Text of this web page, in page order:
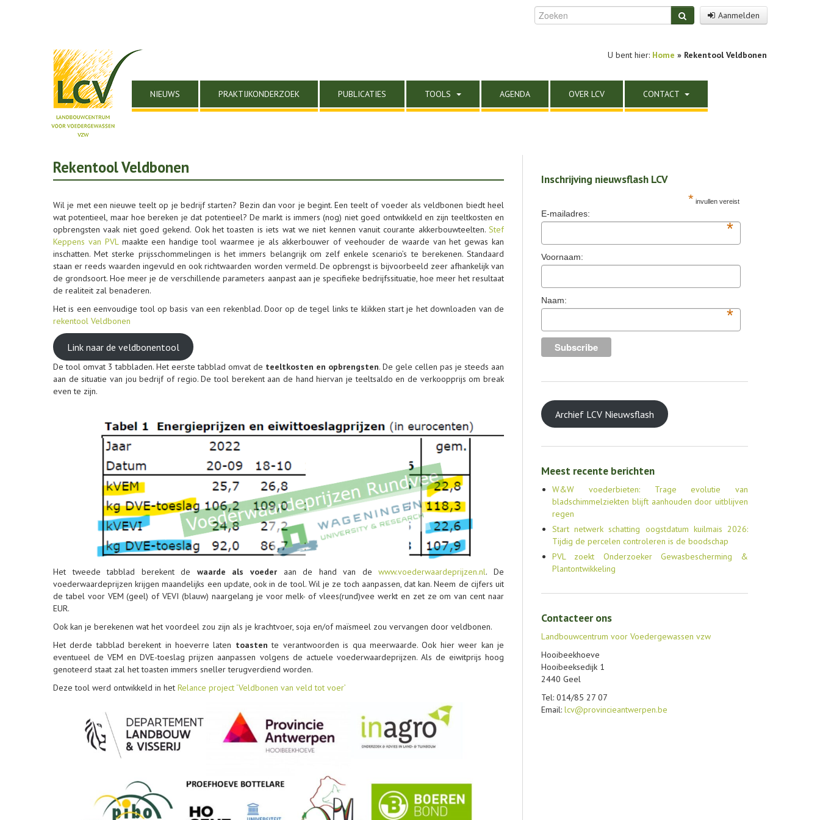
Aanmelden
U bent hier: Home » Rekentool Veldbonen
NIEUWS PRAKTIJKONDERZOEK PUBLICATIES TOOLS AGENDA OVER LCV CONTACT
Rekentool Veldbonen
Wil je met een nieuwe teelt op je bedrijf starten? Bezin dan voor je begint. Een teelt of voeder als veldbonen biedt heel
wat potentieel, maar hoe bereken je dat potentieel? De markt is immers (nog) niet goed ontwikkeld en zijn teeltkosten en
opbrengsten vaak niet goed gekend. Ook het toasten is iets wat we niet kennen vanuit courante akkerbouwteelten. Stef
Keppens van PVLmaakte een handige tool waarmee je als akkerbouwer of veehouder de waarde van het gewas kan
inschatten. Met sterke prijsschommelingen is het immers belangrijk om zelf enkele scenario’s te berekenen. Standaard
staan er reeds waarden ingevuld en ook richtwaarden worden vermeld. De opbrengst is bijvoorbeeld zeer afhankelijk van
de grondsoort. Hoe meer je de verschillende parameters aanpast aan je specifieke bedrijfssituatie, hoe meer het resultaat
de realiteit zal benaderen.
Het is een eenvoudige tool op basis van een rekenblad. Door op de tegel links te klikken start je het downloaden van de
rekentool Veldbonen
Link naar de veldbonentool
De tool omvat 3 tabbladen. Het eerste tabblad omvat de teeltkosten en opbrengsten. De gele cellen pas je steeds aan
aan de situatie van jou bedrijf of regio. De tool berekent aan de hand hiervan je teeltsaldo en de verkoopprijs om break
even te zijn.
Het tweede tabblad berekent de waarde als voeder aan de hand van dewww.voederwaardeprijzen.nl. De
voederwaardeprijzen krijgen maandelijks een update, ook in de tool. Wil je ze toch aanpassen, dat kan. Neem de cijfers uit
de tabel voor VEM (geel) of VEVI (blauw) naargelang je voor melk- of vlees(rund)vee werkt en zet ze om van cent naar
EUR.
Ook kan je berekenen wat het voordeel zou zijn als je krachtvoer, soja en/of maïsmeel zou vervangen door veldbonen.
Het derde tabblad berekent in hoeverre laten toasten te verantwoorden is qua meerwaarde. Ook hier weer kan je
eventueel de VEM en DVE-toeslag prijzen aanpassen volgens de actuele voederwaardeprijzen. Als de eiwitprijs hoog
genoteerd staat zal het toasten immers sneller terugverdiend worden.
Deze tool werd ontwikkeld in het Relance project ‘Veldbonen van veld tot voer’
Inschrijving nieuwsflash LCV
* invullen vereist
E-mailadres:
*
Voornaam:
Naam:
*
Archief LCV Nieuwsflash
Meest recente berichten
W&W voederbieten: Trage evolutie van
bladschimmelziekten blijft aanhouden door uitblijven
regen
Start netwerk schatting oogstdatum kuilmais 2026:
Tijdig de percelen controleren is de boodschap
PVL zoekt Onderzoeker Gewasbescherming &
Plantontwikkeling
Contacteer ons
Landbouwcentrum voor Voedergewassen vzw
Hooibeekhoeve
Hooibeeksedijk 1
2440 Geel
Tel: 014/85 27 07
Email: lcv@provincieantwerpen.be